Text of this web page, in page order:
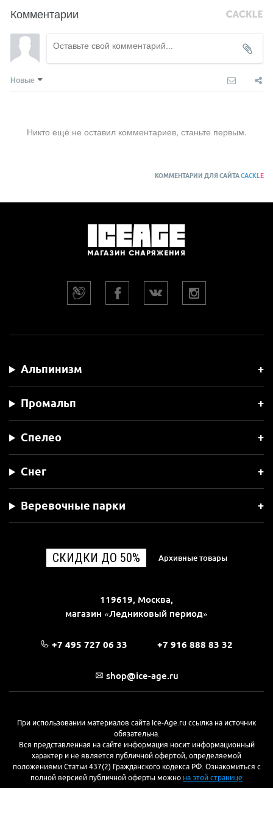
Комментарии
Новые
Никто ещё не оставил комментариев, станьте первым.
КОММЕНТАРИИ ДЛЯ САЙТАCACKL E
Альпинизм
Промальп
Спелео
Снег
Веревочные парки
СКИДКИ ДО 50% Архивные товары
119619, Москва,
магазин «Ледниковый период»
+7 495 727 06 33 +7 916 888 83 32
shop@ice-age.ru
При использовании материалов сайта Ice-Age.ru ссылка на источник
обязательна.
Вся представленная на сайте информация носит информационный
характер и не является публичной офертой, определяемой
положениями Статьи 437(2) Гражданского кодекса РФ. Ознакомиться с
полной версией публичной оферты можно на этой странице